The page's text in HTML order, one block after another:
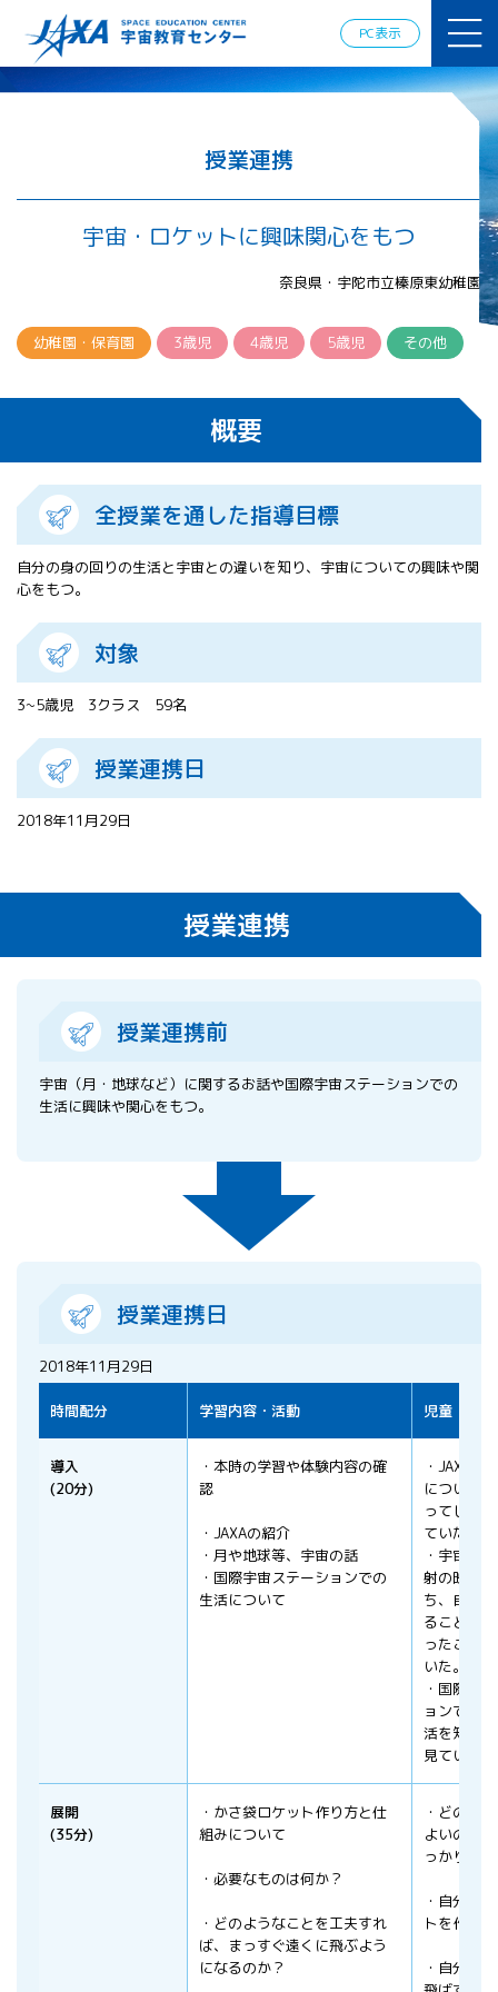
PC表示
ミー
ロスペース
情報の発
信
宇宙を活用
した教育実
践例
体験的学
習機会の
提供（国
際）
APRSAF（ア
ジア太平洋
地域宇宙機
関会議）宇
宙教育 for
All 分科会
APRSAF宇宙
教育 for All
スト
セミナー
授業連携
宇宙・ロケットに興味関心をもつ
奈良県・宇陀市立榛原東幼稚園
幼稚園・保育園 3歳児 4歳児 5歳児 その他
概要
全授業を通した指導目標
自分の身の回りの生活と宇宙との違いを知り、宇宙についての興味や関
心をもつ。
対象
3~5歳児 3クラス 59名
授業連携日
2018年11月29日
授業連携
授業連携前
宇宙（月・地球など）に関するお話や国際宇宙ステーションでの
生活に興味や関心をもつ。
授業連携日
2018年11月29日
時間配分 学習内容・活動 児童・生
導入
(20分)
・本時の学習や体験内容の確
認
・JAXAの紹介
・月や地球等、宇宙の話
・国際宇宙ステーションでの
生活について
・JAXAで
について
ってしっ
ていた。
・宇宙や
射の映像
ち、自分
ることや
ったこと
いた。
・国際宇
ョンでの
活を知り
見ていた。
展開
(35分)
・かさ袋ロケット作り方と仕
組みについて
・必要なものは何か？
・どのようなことを工夫すれ
ば、まっすぐ遠くに飛ぶよう
になるのか？
・どのよ
よいのか
っかり聞
・自分た
トを作る
・自分の